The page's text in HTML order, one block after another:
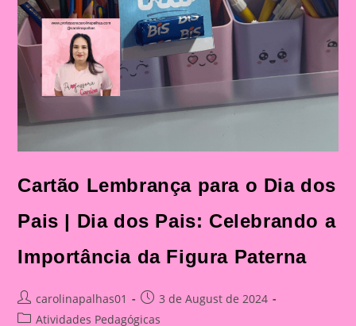
Cartão Lembrança para o Dia dos
Pais | Dia dos Pais: Celebrando a
Importância da Figura Paterna
Post
author:
carolinapalhas01
Post
published:
3 de August de 2024
PostAtividades Pedagógicas